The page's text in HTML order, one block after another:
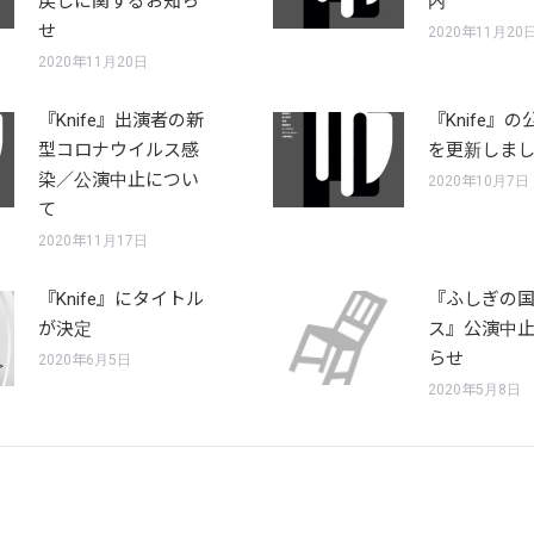
せ
2020年11月20日
2020年11月20
『Knife』出演者の新
型コロナウイルス感
染／公演中止につい
て
2020年11月17日
『Knife』の
を更新しま
2020年10月7日
『Knife』にタイトル
が決定
2020年6月5日
『ふしぎの
ス』公演中
らせ
2020年5月8日